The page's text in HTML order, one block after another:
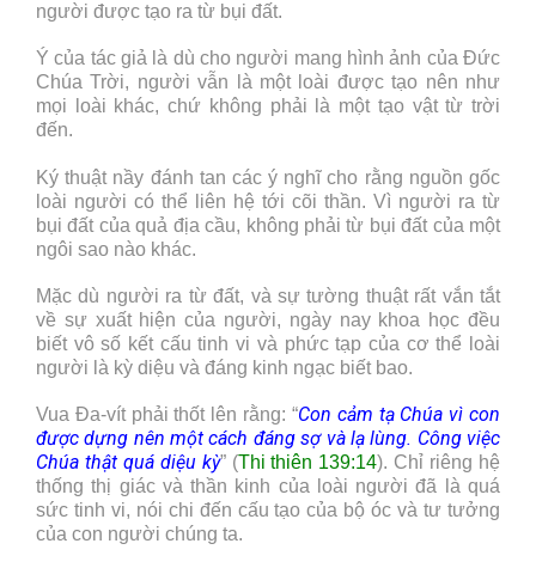
người được tạo ra từ bụi đất.
Ý của tác giả là dù cho người mang hình ảnh của Đức
Chúa Trời, người vẫn là một loài được tạo nên như
mọi loài khác, chứ không phải là một tạo vật từ trời
đến.
Ký thuật nầy đánh tan các ý nghĩ cho rằng nguồn gốc
loài người có thể liên hệ tới cõi thần. Vì người ra từ
bụi đất của quả địa cầu, không phải từ bụi đất của một
ngôi sao nào khác.
Mặc dù người ra từ đất, và sự tường thuật rất vắn tắt
về sự xuất hiện của người, ngày nay khoa học đều
biết vô số kết cấu tinh vi và phức tạp của cơ thể loài
người là kỳ diệu và đáng kinh ngạc biết bao.
Vua Đa-vít phải thốt lên rằng: “Con cảm tạ Chúa vì con
được dựng nên một cách đáng sợ và lạ lùng. Công việc
Chúa thật quá diệu kỳ” (Thi thiên 139:14). Chỉ riêng hệ
thống thị giác và thần kinh của loài người đã là quá
sức tinh vi, nói chi đến cấu tạo của bộ óc và tư tưởng
của con người chúng ta.